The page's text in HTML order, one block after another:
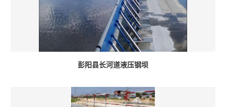
彭阳县长河道液压钢坝